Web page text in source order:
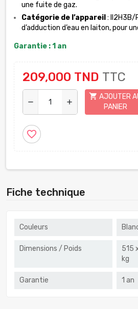
une fuite de gaz.
Catégorie de l’appareil : II2H3B/
d’adduction d’eau en laiton, pour
Garantie : 1 an
209,000 TND TTC
remove add
shopping_cart AJOUTER
PANIER
favorite_border
Fiche technique
Couleurs
Dimensions / Poids
515
kg
Garantie 1 an